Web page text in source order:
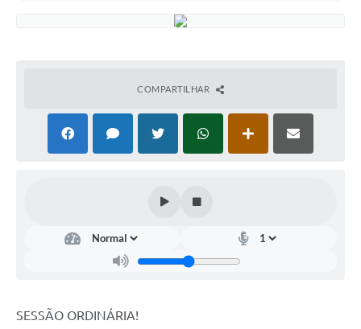
COMPARTILHAR
SESSÃO ORDINÁRIA!